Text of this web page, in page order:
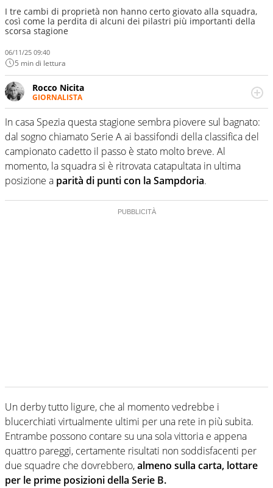
I tre cambi di proprietà non hanno certo giovato alla squadra,
così come la perdita di alcuni dei pilastri più importanti della
scorsa stagione
06/11/25 09:40
5 min di lettura
Rocco Nicita
GIORNALISTA
Classe 1996. Collabora con varie testate e blog online.
Conduce un podcast dedicato interamente alla Serie B.
In casa Spezia questa stagione sembra piovere sul bagnato:
dal sogno chiamato Serie A ai bassifondi della classifica del
campionato cadetto il passo è stato molto breve. Al
momento, la squadra si è ritrovata catapultata in ultima
posizione a parità di punti con la Sampdoria.
Un derby tutto ligure, che al momento vedrebbe i
blucerchiati virtualmente ultimi per una rete in più subita.
Entrambe possono contare su una sola vittoria e appena
quattro pareggi, certamente risultati non soddisfacenti per
due squadre che dovrebbero,almeno sulla carta, lottare
per le prime posizioni della Serie B.